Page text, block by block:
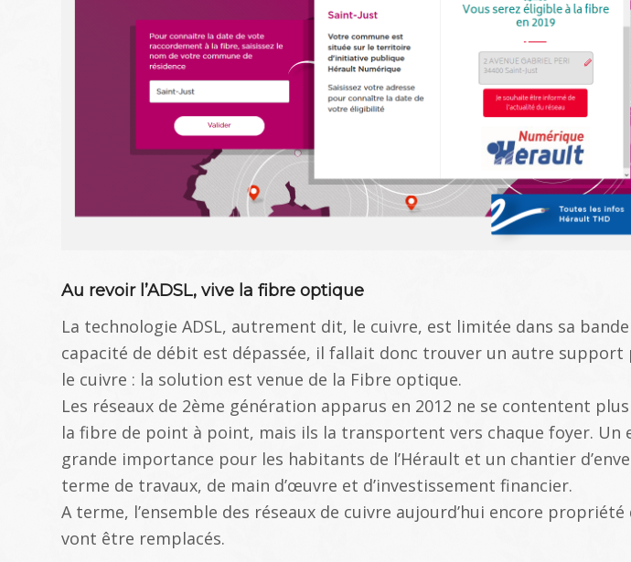
Au revoir l’ADSL, vive la fibre optique
La technologie ADSL, autrement dit, le cuivre, est limitée dans sa bande
capacité de débit est dépassée, il fallait donc trouver un autre support
le cuivre : la solution est venue de la Fibre optique.
Les réseaux de 2ème génération apparus en 2012 ne se contentent
la fibre de point à point, mais ils la transportent vers chaque foyer. Un
grande importance pour les habitants de l’Hérault et un chantier
terme de travaux, de main d’œuvre et d’investissement financier.
A terme, l’ensemble des réseaux de cuivre aujourd’hui encore propriété
vont être remplacés.